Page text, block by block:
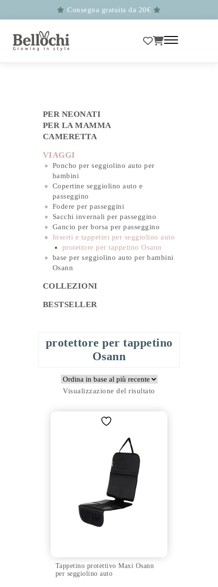
Consegna gratuita da 20€
PER NEONATI
PER LA MAMMA
CAMERETTA
VIAGGI
Poncho per seggiolino auto per
bambini
Copertine seggiolino auto e
passeggino
Fodere per passeggini
Sacchi invernali per passeggino
Gancio per borsa per passeggino
Inserti e tappetini per seggiolino auto
protettore per tappetino Osann
base per seggiolino auto per bambini
Osann
COLLEZIONI
BESTSELLER
protettore per tappetino
Osann
Visualizzazione del risultato
Tappetino protettivo Maxi Osann
per seggiolino auto